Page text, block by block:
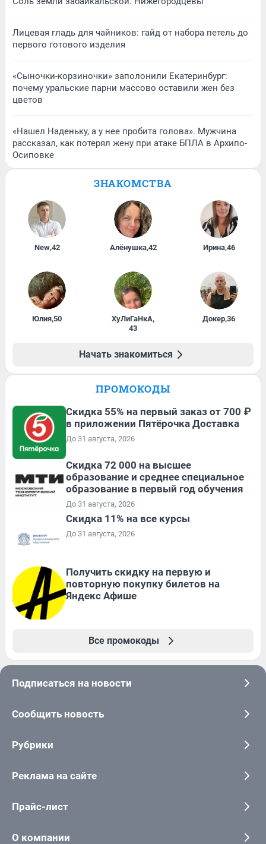
Лицевая гладь для чайников: гайд от набора петель до
первого готового изделия
«Сыночки-корзиночки» заполонили Екатеринбург:
почему уральские парни массово оставили жен без
цветов
«Нашел Наденьку, а у нее пробита голова». Мужчина
рассказал, как потерял жену при атаке БПЛА в Архипо-
Осиповке
ЗНАКОМСТВА
New,42 Алёнушка,42 Ирина,46
Юлия,50 ХуЛиГаНкА,
43
Докер,36
Начать знакомиться
ПРОМОКОДЫ
Скидка 55% на первый заказ от 700 ₽
в приложении Пятёрочка Доставка
До 31 августа, 2026
Скидка 72 000 на высшее
образование и среднее специальное
образование в первый год обучения
До 31 августа, 2026
Скидка 11% на все курсы
До 31 августа, 2026
Получить скидку на первую и
повторную покупку билетов на
Яндекс Афише
Все промокоды
Подписаться на новости
Сообщить новость
Рубрики
Реклама на сайте
Прайс-лист
О компании